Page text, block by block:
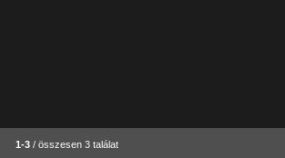
1-3 / összesen 3 találat